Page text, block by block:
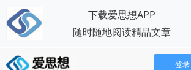
登录
下载爱思想APP
随时随地阅读精品文章